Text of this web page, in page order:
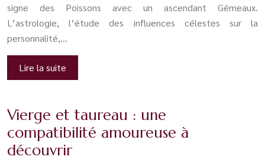
signe des Poissons avec un ascendant Gémeaux.
L’astrologie, l’étude des influences célestes sur la
personnalité,…
Lire la suite
Vierge et taureau : une
compatibilité amoureuse à
découvrir